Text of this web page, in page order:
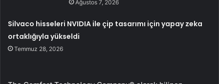
Ağustos 7, 2026
Silvaco hisseleri NVIDIA ile çip tasarımı için yapay zeka
ortaklığıyla yükseldi
Temmuz 28, 2026